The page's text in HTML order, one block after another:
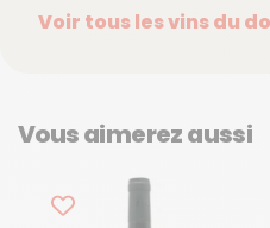
Voir tous les vins du
Vous aimerez aussi